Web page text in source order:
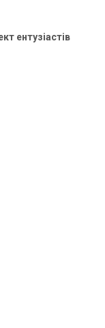
ентузіастів